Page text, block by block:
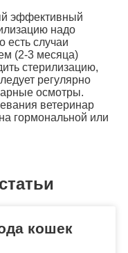
эффективный
надо
есть случаи
(2-3 месяца)
стерилизацию,
регулярно
осмотры.
ветеринар
гормональной или
кошек